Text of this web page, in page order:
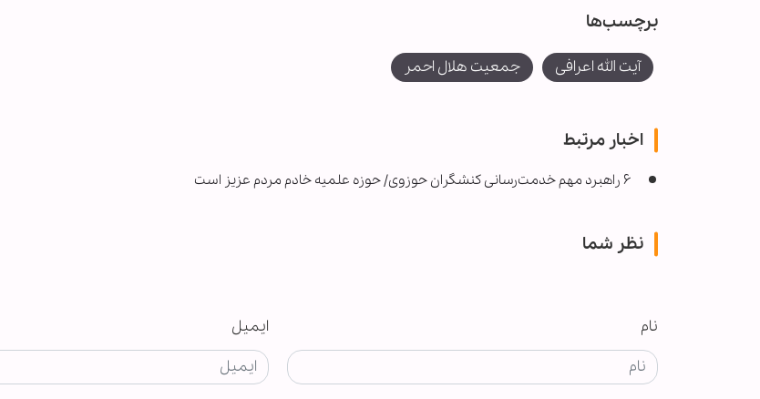
برچسب‌ها
آیت الله اعرافی جمعیت هلال احمر
اخبار مرتبط
۶ راهبرد مهم خدمت‌رسانی کنشگران حوزوی/ حوزه علمیه خادم مردم عزیز است
نظر شما
نام ایمیل